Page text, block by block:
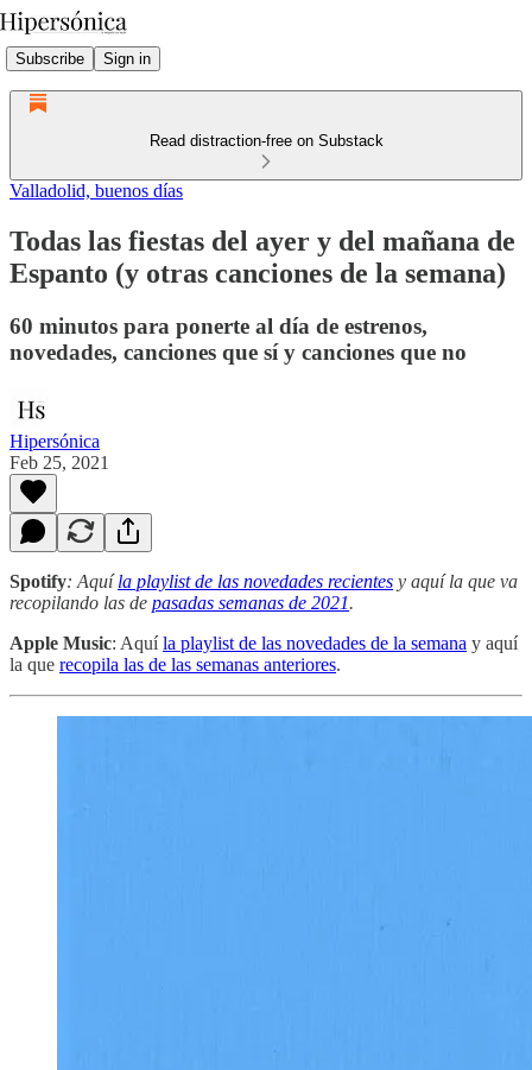
Subscribe Sign in
Read distraction-free on Substack
Valladolid, buenos días
Todas las fiestas del ayer y del mañana de
Espanto (y otras canciones de la semana)
60 minutos para ponerte al día de estrenos,
novedades, canciones que sí y canciones que no
Hipersónica
Feb 25, 2021
Spotify: Aquíla playlist de las novedades recientes y aquí la que va
recopilando las de pasadas semanas de 2021.
Apple Music: Aquíla playlist de las novedades de la semana y aquí
la que recopila las de las semanas anteriores.